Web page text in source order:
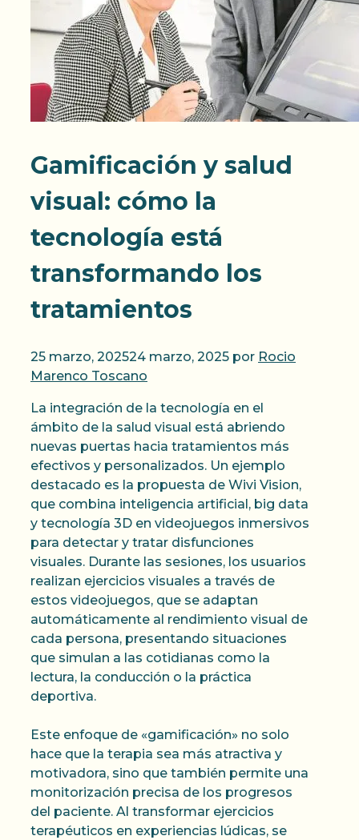
Gamificación y salud
visual: cómo la
tecnología está
transformando los
tratamientos
25 marzo, 202524 marzo, 2025 por Rocio
Marenco Toscano
La integración de la tecnología en el
ámbito de la salud visual está abriendo
nuevas puertas hacia tratamientos más
efectivos y personalizados. Un ejemplo
destacado es la propuesta de Wivi Vision,
que combina inteligencia artificial, big data
y tecnología 3D en videojuegos inmersivos
para detectar y tratar disfunciones
visuales. Durante las sesiones, los usuarios
realizan ejercicios visuales a través de
estos videojuegos, que se adaptan
automáticamente al rendimiento visual de
cada persona, presentando situaciones
que simulan a las cotidianas como la
lectura, la conducción o la práctica
deportiva.
Este enfoque de «gamificación» no solo
hace que la terapia sea más atractiva y
motivadora, sino que también permite una
monitorización precisa de los progresos
del paciente. Al transformar ejercicios
terapéuticos en experiencias lúdicas, se